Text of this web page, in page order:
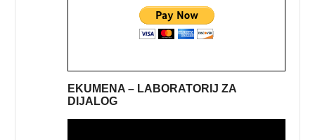
EKUMENA – LABORATORIJ ZA
DIJALOG